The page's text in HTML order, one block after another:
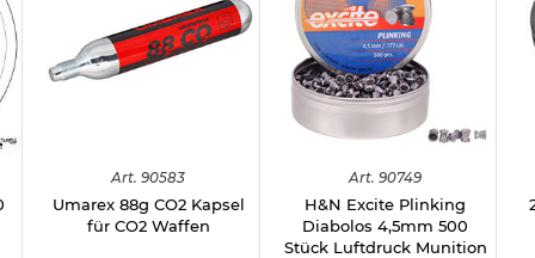
Art. 90583
Umarex 88g CO2 Kapsel
für CO2 Waffen
Art. 90749
H&N Excite Plinking
Diabolos 4,5mm 500
Stück Luftdruck Munition